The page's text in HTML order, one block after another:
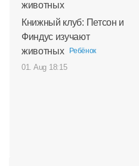
Книжный клуб: Петсон и
Финдус изучают
животных
Ребёнок
01. Aug 18:15